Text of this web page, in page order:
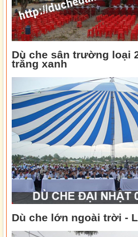
Dù che sân trường loại
trắng xanh
Dù che lớn ngoài trời -